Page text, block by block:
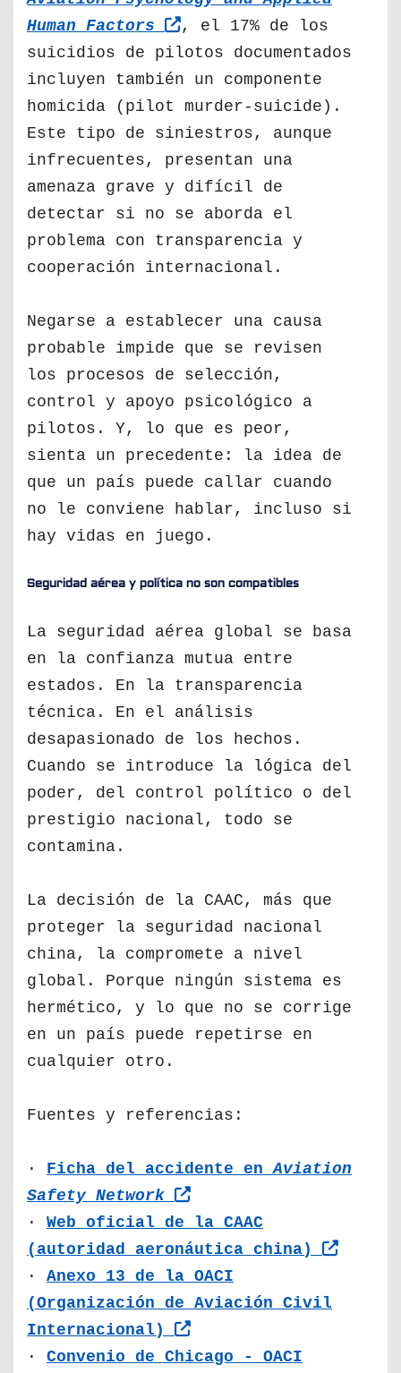
Human Factors
, el 17% de los
suicidios de pilotos documentados
incluyen también un componente
homicida (pilot murder-suicide).
Este tipo de siniestros, aunque
infrecuentes, presentan una
amenaza grave y difícil de
detectar si no se aborda el
problema con transparencia y
cooperación internacional.
Negarse a establecer una causa
probable impide que se revisen
los procesos de selección,
control y apoyo psicológico a
pilotos. Y, lo que es peor,
sienta un precedente: la idea de
que un país puede callar cuando
no le conviene hablar, incluso si
hay vidas en juego.
Seguridad aérea y política no son compatibles
La seguridad aérea global se basa
en la confianza mutua entre
estados. En la transparencia
técnica. En el análisis
desapasionado de los hechos.
Cuando se introduce la lógica del
poder, del control político o del
prestigio nacional, todo se
contamina.
La decisión de la CAAC, más que
proteger la seguridad nacional
china, la compromete a nivel
global. Porque ningún sistema es
hermético, y lo que no se corrige
en un país puede repetirse en
cualquier otro.
Fuentes y referencias:
· Ficha del accidente enAviation
Safety Network
· Web oficial de la CAAC
(autoridad aeronáutica china)
· Anexo 13 de la OACI
(Organización de Aviación Civil
Internacional)
· Convenio de Chicago - OACI